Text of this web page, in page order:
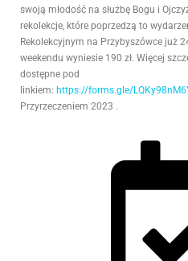
swoją młodość na służbę Bogu i
rekolekcje, które poprzedzą to
Rekolekcyjnym na Przybyszówce już
weekendu wyniesie 190 zł. Więcej
dostępne pod
linkiem: https://forms.gle/
Przyrzeczeniem 2023 .